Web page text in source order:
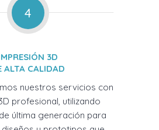
4
3D
ALTA CALIDAD
nuestros servicios con
profesional, utilizando
última generación para